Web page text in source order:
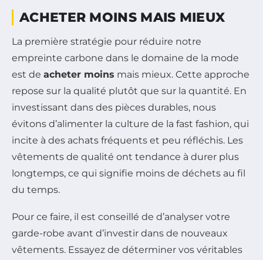
ACHETER MOINS MAIS MIEUX
La première stratégie pour réduire notre
empreinte carbone dans le domaine de la mode
est de acheter moins mais mieux. Cette approche
repose sur la qualité plutôt que sur la quantité. En
investissant dans des pièces durables, nous
évitons d’alimenter la culture de la fast fashion, qui
incite à des achats fréquents et peu réfléchis. Les
vêtements de qualité ont tendance à durer plus
longtemps, ce qui signifie moins de déchets au fil
du temps.
Pour ce faire, il est conseillé de d’analyser votre
garde-robe avant d’investir dans de nouveaux
vêtements. Essayez de déterminer vos véritables